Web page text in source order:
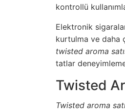
kontrollü
Elektronik
kurtulma ve daha
twisted aroma
tatlar
Twisted
Twisted aroma